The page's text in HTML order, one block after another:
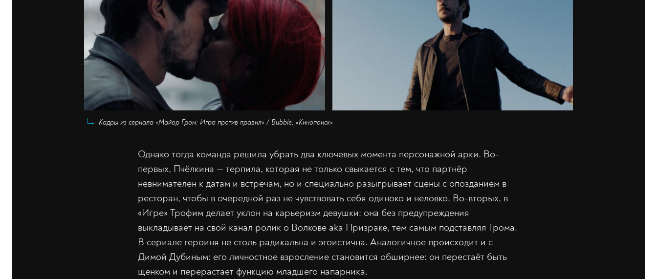
Кадры из сериала «Майор Гром: Игра против правил» / Bubble, «Кинопоиск»
Однако тогда команда решила убрать два ключевых момента персонажной арки. Во-
первых, Пчёлкина — терпила, которая не только свыкается с тем, что партнёр
невнимателен к датам и встречам, но и специально разыгрывает сцены с опозданием в
ресторан, чтобы в очередной раз не чувствовать себя одиноко и неловко. Во-вторых, в
«Игре» Трофим делает уклон на карьеризм девушки: она без предупреждения
выкладывает на свой канал ролик о Волкове aka Призраке, тем самым подставляя Грома.
В сериале героиня не столь радикальна и эгоистична. Аналогичное происходит и с
Димой Дубиным: его личностное взросление становится обширнее: он перестаёт быть
щенком и перерастает функцию младшего напарника.